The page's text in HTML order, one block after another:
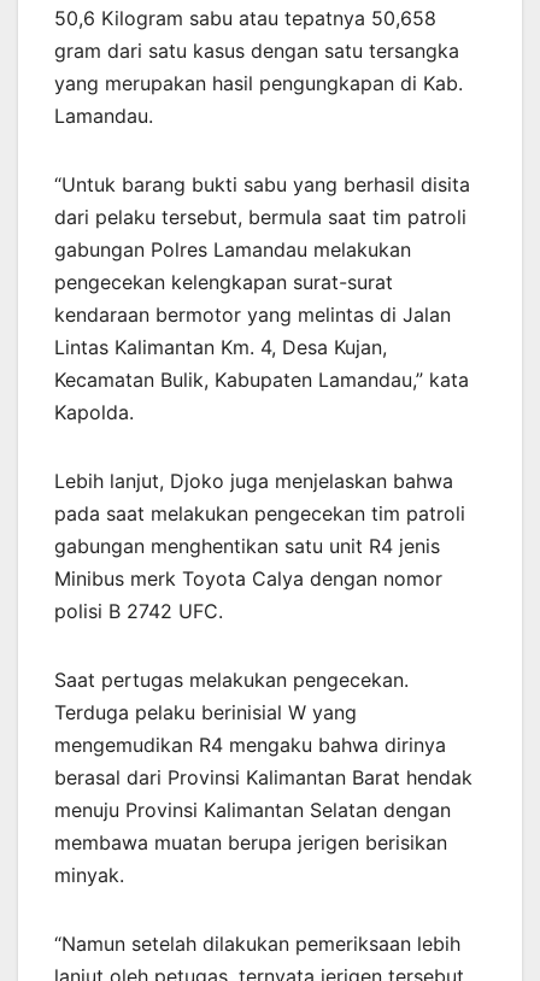
50,6 Kilogram sabu atau tepatnya 50,658
gram dari satu kasus dengan satu tersangka
yang merupakan hasil pengungkapan di Kab.
Lamandau.
“Untuk barang bukti sabu yang berhasil disita
dari pelaku tersebut, bermula saat tim patroli
gabungan Polres Lamandau melakukan
pengecekan kelengkapan surat-surat
kendaraan bermotor yang melintas di Jalan
Lintas Kalimantan Km. 4, Desa Kujan,
Kecamatan Bulik, Kabupaten Lamandau,” kata
Kapolda.
Lebih lanjut, Djoko juga menjelaskan bahwa
pada saat melakukan pengecekan tim patroli
gabungan menghentikan satu unit R4 jenis
Minibus merk Toyota Calya dengan nomor
polisi B 2742 UFC.
Saat pertugas melakukan pengecekan.
Terduga pelaku berinisial W yang
mengemudikan R4 mengaku bahwa dirinya
berasal dari Provinsi Kalimantan Barat hendak
menuju Provinsi Kalimantan Selatan dengan
membawa muatan berupa jerigen berisikan
minyak.
“Namun setelah dilakukan pemeriksaan lebih